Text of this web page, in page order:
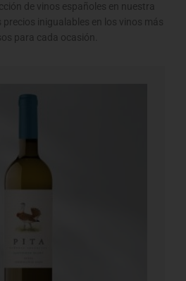
de vinos españoles en nuestra
inigualables en los vinos más
para cada ocasión.